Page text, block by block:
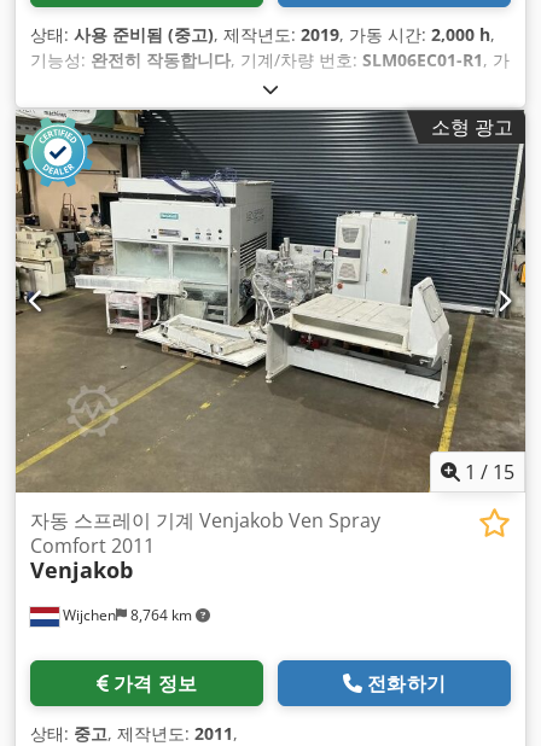
상태: 사용 준비됨 (중고), 제작년도: 2019, 가동 시간: 2,000 h,
기능성: 완전히 작동합니다, 기계/차량 번호: SLM06EC01-R1, 가
소형 광고
1 / 15
Wijchen 8,764 km
자동 스프레이 기계 Venjakob Ven Spray
Comfort 2011
Venjakob
가격 정보 전화하기
상태: 중고, 제작년도: 2011,